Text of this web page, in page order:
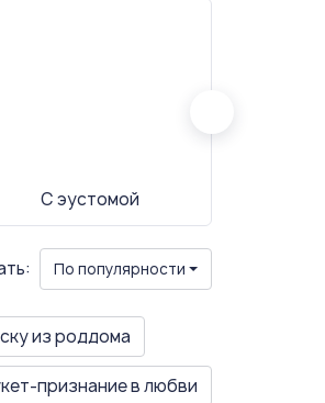
С эустомой
По популярности
из роддома
признание в любви